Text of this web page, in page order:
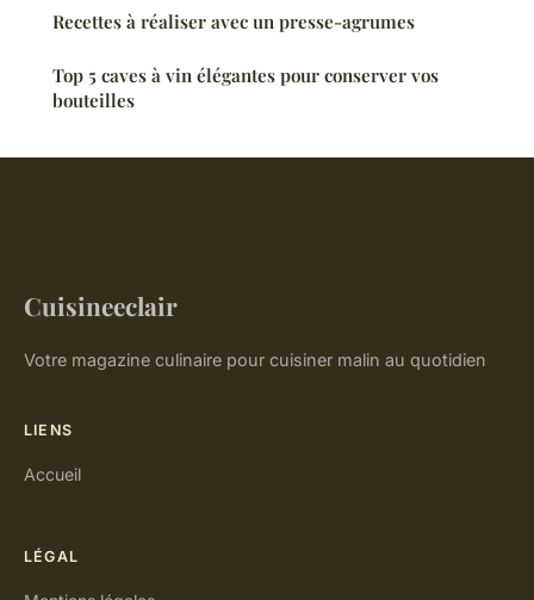
Recettes à réaliser avec un presse-agrumes
Top 5 caves à vin élégantes pour conserver vos
bouteilles
Cuisineeclair
Votre magazine culinaire pour cuisiner malin au quotidien
LIENS
Accueil
LÉGAL